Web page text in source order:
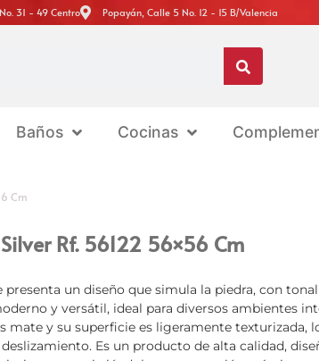
31 - 49 Centro Popayán, Calle 5 No. 12 - 15 B/Valencia
Baños Cocinas
Cm
Rf. 56122 56×56 Cm
presenta un diseño que simula la piedra, con
y versátil, ideal para diversos ambientes
mate y su superficie es ligeramente texturizada,
Es un producto de alta calidad,